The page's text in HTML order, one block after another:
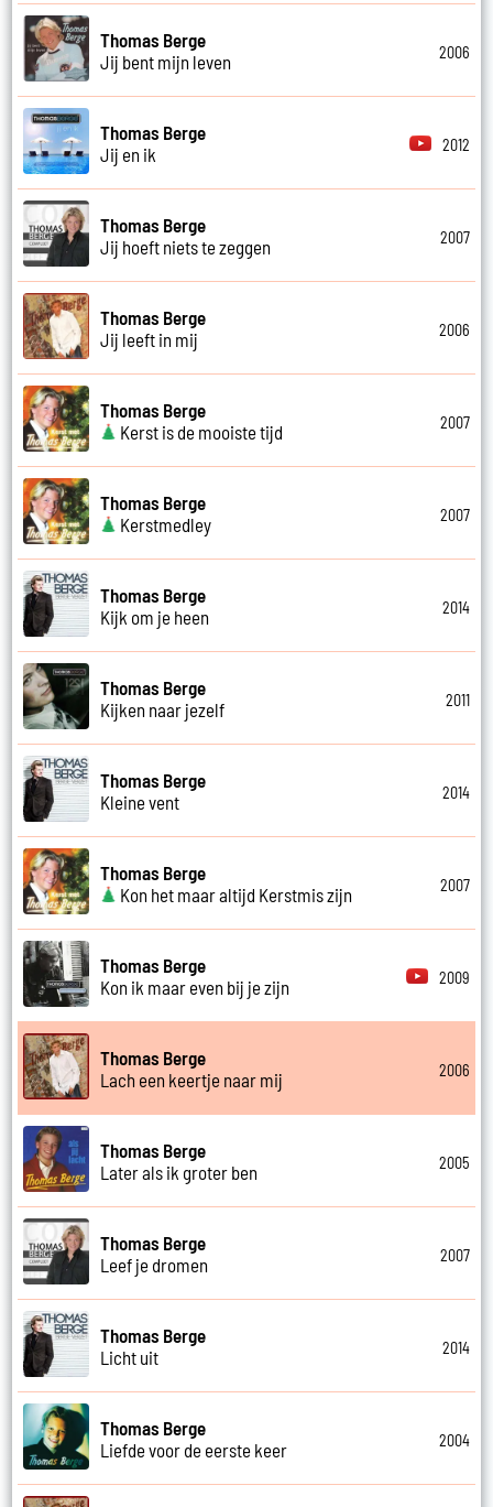
Thomas Berge
Jij bent mijn leven
2006
Thomas Berge
Jij en ik
2012
Thomas Berge
Jij hoeft niets te zeggen
2007
Thomas Berge
Jij leeft in mij
2006
Thomas Berge
Kerst is de mooiste tijd
2007
Thomas Berge
Kerstmedley
2007
Thomas Berge
Kijk om je heen
2014
Thomas Berge
Kijken naar jezelf
2011
Thomas Berge
Kleine vent
2014
Thomas Berge
Kon het maar altijd Kerstmis zijn
2007
Thomas Berge
Kon ik maar even bij je zijn
2009
Thomas Berge
Lach een keertje naar mij
2006
Thomas Berge
Later als ik groter ben
2005
Thomas Berge
Leef je dromen
2007
Thomas Berge
Licht uit
2014
Thomas Berge
Liefde voor de eerste keer
2004